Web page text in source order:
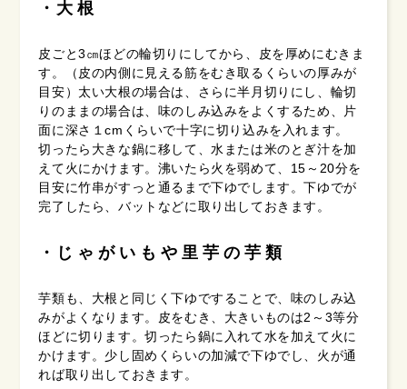
大根
皮ごと3㎝ほどの輪切りにしてから、皮を厚めにむきま
す。（皮の内側に見える筋をむき取るくらいの厚みが
目安）太い大根の場合は、さらに半月切りにし、輪切
りのままの場合は、味のしみ込みをよくするため、片
面に深さ１cmくらいで十字に切り込みを入れます。
切ったら大きな鍋に移して、水または米のとぎ汁を加
えて火にかけます。沸いたら火を弱めて、15～20分を
目安に竹串がすっと通るまで下ゆでします。下ゆでが
完了したら、バットなどに取り出しておきます。
じゃがいもや里芋の芋類
芋類も、大根と同じく下ゆですることで、味のしみ込
みがよくなります。皮をむき、大きいものは2～3等分
ほどに切ります。切ったら鍋に入れて水を加えて火に
かけます。少し固めくらいの加減で下ゆでし、火が通
れば取り出しておきます。